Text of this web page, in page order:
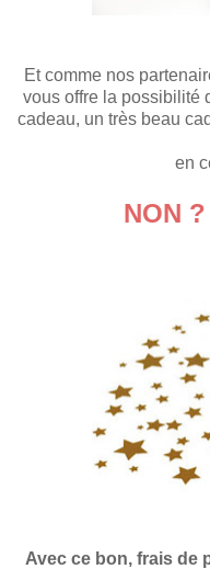
Et comme nos
vous offre la possibilité
cadeau, un très beau
en
NON
Avec ce bon, frais de